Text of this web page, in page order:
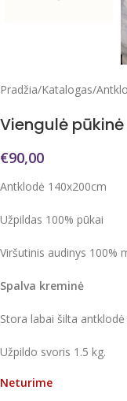
Pradžia/Katalogas/
Viengulė
€90,00
Antklodė 140x200cm
Užpildas 100% pūkai
Viršutinis audinys 100%
Spalva kreminė
Stora labai šilta
Užpildo svoris 1.5 kg.
Neturime